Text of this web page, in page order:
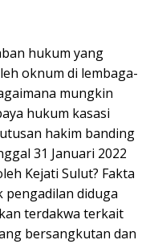
hukum yang
oknum di lembaga-
mungkin
hukum kasasi
hakim banding
31 Januari 2022
Kejati Sulut? Fakta
pengadilan diduga
terdakwa terkait
bersangkutan dan